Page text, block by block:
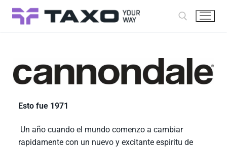
Esto fue 1971
Un año cuando el mundo comenzo a cambiar
rapidamente con un nuevo y excitante espiritu de